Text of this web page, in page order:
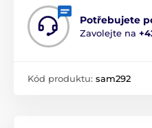
Potřebujete
Zavolejte na
Kód produktu: sam292